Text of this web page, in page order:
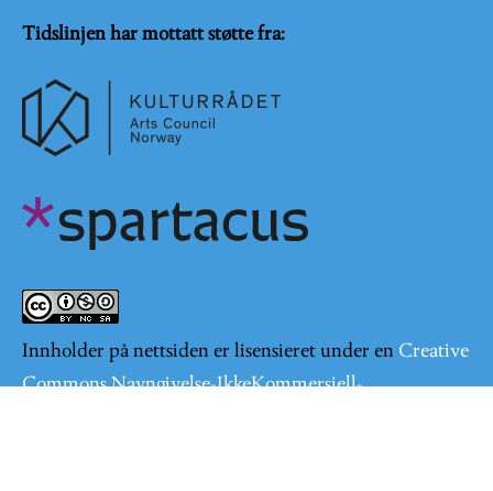
Tidslinjen har mottatt støtte fra:
Innholder på nettsiden er lisensieret under en Creative
Commons Navngivelse-IkkeKommersiell-